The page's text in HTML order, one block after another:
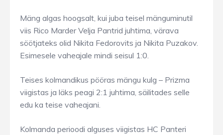
Mäng algas hoogsalt, kui juba teisel mänguminutil
viis Rico Marder Velja Pantrid juhtima, värava
söötjateks olid Nikita Fedorovits ja Nikita Puzakov.
Esimesele vaheajale mindi seisul 1:0.
Teises kolmandikus pööras mängu kulg – Prizma
viigistas ja läks peagi 2:1 juhtima, säilitades selle
edu ka teise vaheajani.
Kolmanda perioodi alguses viigistas HC Panteri